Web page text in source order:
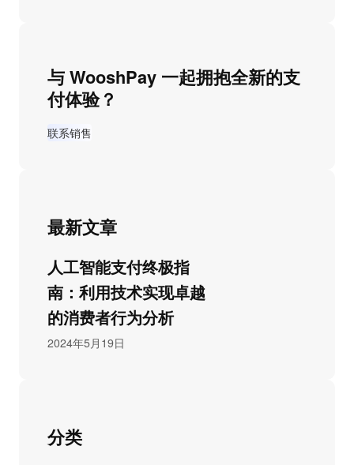
与 WooshPay 一起拥抱全新的支
付体验？
联系销售
最新文章
人工智能支付终极指
南：利用技术实现卓越
的消费者行为分析
2024年5月19日
分类